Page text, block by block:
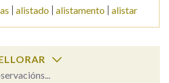
alistado alistamento alistar